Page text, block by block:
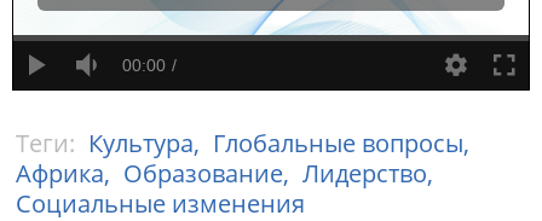
00:00
Теги: Культура, Глобальные вопросы,
Африка, Образование, Лидерство,
Социальные изменения